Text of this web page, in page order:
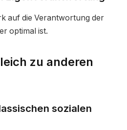
auf die Verantwortung der
optimal ist.
zu anderen
sozialen